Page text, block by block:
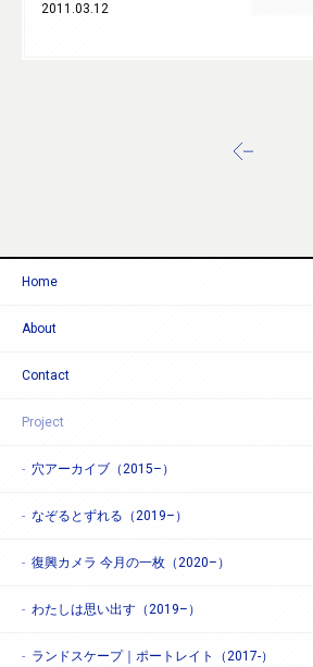
2011.03.12
Home
About
Contact
Project
穴アーカイブ（2015–）
なぞるとずれる（2019–）
復興カメラ 今月の一枚（2020–）
わたしは思い出す（2019–）
ランドスケープ｜ポートレイト（2017-）